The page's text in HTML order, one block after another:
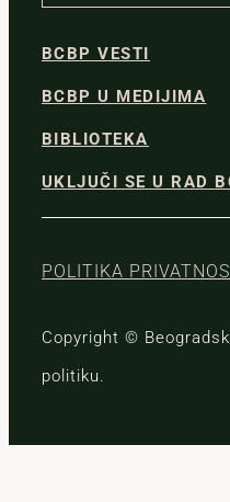
BCBP VESTI
BCBP U MEDIJIMA
BIBLIOTEKA
UKLJUČI SE U RAD
POLITIKA
Copyright ©
politiku.